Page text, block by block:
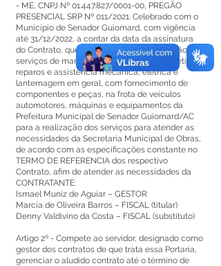
- ME, CNPJ Nº 01.447.827/0001-00, PREGÃO
PRESENCIAL SRP Nº 011/2021. Celebrado com o
Município de Senador Guiomard, com vigência
até 31/12/2022, a contar da data da assinatura
do Contrato, que tem por objeto, a prestação de
serviços de manutenção preventiva e corretiva,
reparos e assistência mecânica, elétrica e
lanternagem em geral, com fornecimento de
componentes e peças, na frota de veículos
automotores, máquinas e equipamentos da
Prefeitura Municipal de Senador Guiomard/AC
para a realização dos serviços para atender as
necessidades da Secretaria Municipal de Obras,
de acordo com as especificações constante no
TERMO DE REFERENCIA dos respectivo
Contrato, afim de atender as necessidades da
CONTRATANTE:
Ismael Muniz de Aguiar – GESTOR
Marcia de Oliveira Barros – FISCAL (titular)
Denny Valdivino da Costa – FISCAL (substituto)
Artigo 2º - Compete ao servidor, designado como
gestor dos contratos de que trata essa Portaria,
gerenciar o aludido contrato até o término de